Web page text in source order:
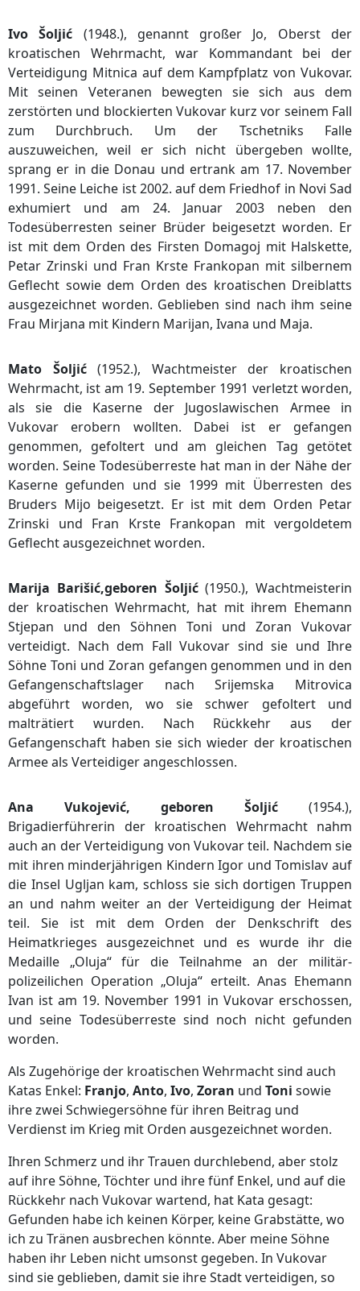
Ivo Šoljić (1948.), genannt großer Jo, Oberst der
kroatischen Wehrmacht, war Kommandant bei der
Verteidigung Mitnica auf dem Kampfplatz von Vukovar.
Mit seinen Veteranen bewegten sie sich aus dem
zerstörten und blockierten Vukovar kurz vor seinem Fall
zum Durchbruch. Um der Tschetniks Falle
auszuweichen, weil er sich nicht übergeben wollte,
sprang er in die Donau und ertrank am 17. November
1991. Seine Leiche ist 2002. auf dem Friedhof in Novi Sad
exhumiert und am 24. Januar 2003 neben den
Todesüberresten seiner Brüder beigesetzt worden. Er
ist mit dem Orden des Firsten Domagoj mit Halskette,
Petar Zrinski und Fran Krste Frankopan mit silbernem
Geflecht sowie dem Orden des kroatischen Dreiblatts
ausgezeichnet worden. Geblieben sind nach ihm seine
Frau Mirjana mit Kindern Marijan, Ivana und Maja.
Mato Šoljić(1952.), Wachtmeister der kroatischen
Wehrmacht, ist am 19. September 1991 verletzt worden,
als sie die Kaserne der Jugoslawischen Armee in
Vukovar erobern wollten. Dabei ist er gefangen
genommen, gefoltert und am gleichen Tag getötet
worden. Seine Todesüberreste hat man in der Nähe der
Kaserne gefunden und sie 1999 mit Überresten des
Bruders Mijo beigesetzt. Er ist mit dem Orden Petar
Zrinski und Fran Krste Frankopan mit vergoldetem
Geflecht ausgezeichnet worden.
Marija Barišić,geboren Šoljić(1950.), Wachtmeisterin
der kroatischen Wehrmacht, hat mit ihrem Ehemann
Stjepan und den Söhnen Toni und Zoran Vukovar
verteidigt. Nach dem Fall Vukovar sind sie und Ihre
Söhne Toni und Zoran gefangen genommen und in den
Gefangenschaftslager nach Srijemska Mitrovica
abgeführt worden, wo sie schwer gefoltert und
malträtiert wurden. Nach Rückkehr aus der
Gefangenschaft haben sie sich wieder der kroatischen
Armee als Verteidiger angeschlossen.
Ana Vukojević, geboren Šoljić (1954.),
Brigadierführerin der kroatischen Wehrmacht nahm
auch an der Verteidigung von Vukovar teil. Nachdem sie
mit ihren minderjährigen Kindern Igor und Tomislav auf
die Insel Ugljan kam, schloss sie sich dortigen Truppen
an und nahm weiter an der Verteidigung der Heimat
teil. Sie ist mit dem Orden der Denkschrift des
Heimatkrieges ausgezeichnet und es wurde ihr die
Medaille „Oluja“ für die Teilnahme an der militär-
polizeilichen Operation „Oluja“ erteilt. Anas Ehemann
Ivan ist am 19. November 1991 in Vukovar erschossen,
und seine Todesüberreste sind noch nicht gefunden
worden.
Als Zugehörige der kroatischen Wehrmacht sind auch
Katas Enkel: Franjo, Anto, Ivo, Zoran und Toni sowie
ihre zwei Schwiegersöhne für ihren Beitrag und
Verdienst im Krieg mit Orden ausgezeichnet worden.
Ihren Schmerz und ihr Trauen durchlebend, aber stolz
auf ihre Söhne, Töchter und ihre fünf Enkel, und auf die
Rückkehr nach Vukovar wartend, hat Kata gesagt:
Gefunden habe ich keinen Körper, keine Grabstätte, wo
ich zu Tränen ausbrechen könnte. Aber meine Söhne
haben ihr Leben nicht umsonst gegeben. In Vukovar
sind sie geblieben, damit sie ihre Stadt verteidigen, so